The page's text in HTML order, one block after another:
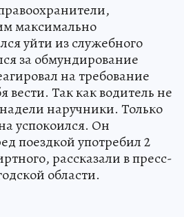
максимально
уйти из служебного
за обмундирование
на требование
вести. Так как водитель не
наручники. Только
успокоился. Он
поездкой употребил 2
рассказали в пресс-
области.